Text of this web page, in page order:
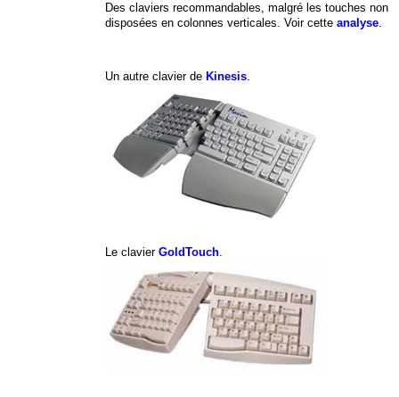
Des claviers recommandables, malgré les touches non
disposées en colonnes verticales. Voir cetteanalyse.
Un autre clavier de Kinesis
Le clavierGoldTouch